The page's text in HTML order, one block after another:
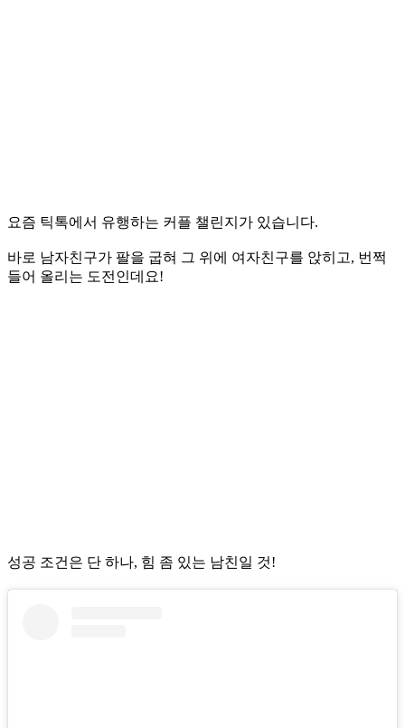
요즘 틱톡에서 유행하는 커플 챌린지가 있습니다.
바로 남자친구가 팔을 굽혀 그 위에 여자친구를 앉히고, 번쩍
들어 올리는 도전인데요!
성공 조건은 단 하나, 힘 좀 있는 남친일 것!